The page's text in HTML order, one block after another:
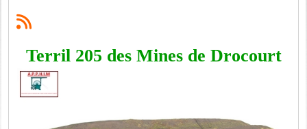
Terril 205 des Mines de Drocourt